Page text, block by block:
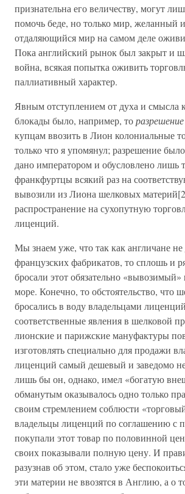
признательна его величеству, могут
помочь беде, но только мир, желанный
отдаляющийся мир на самом деле
Пока английский рынок был закрыт и
война, всякая попытка оживить
паллиативный характер.
Явным отступлением от духа и смысла
блокады было, например, торазрешение
купцам ввозить в Лион колониальные
только что я упомянул; разрешение
дано императором и обусловлено лишь
франкфуртцы всякий раз на
вывозили из Лиона шелковых
распространение на сухопутную
лиценций.
Мы знаем уже, что так как англичане не
французских фабрикатов, то сплошь и
бросали этот обязательно
море. Конечно, то обстоятельство, что
бросались в воду владельцами
соответственные явления в шелковой
лионские и парижские мануфактуры
изготовлять специально для продажи
лиценций самый дешевый и заведомо
лишь бы он, однако, имел «богатую
обманутым оказывалось одно только
своим стремлением соблюсти
владельцы лиценций по соглашению с
покупали этот товар по половинной
своих показывали полную цену. И
разузнав об этом, стало уже
эти материи не ввозятся в Англию, а о